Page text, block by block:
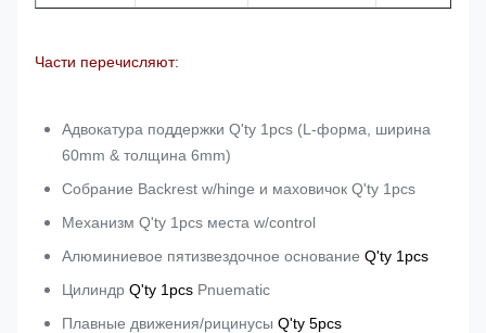
Части перечисляют:
Адвокатура поддержки Q'ty 1pcs (L-форма, ширина
60mm & толщина 6mm)
Собрание Backrest w/hinge и маховичок Q'ty 1pcs
Механизм Q'ty 1pcs места w/control
Алюминиевое пятизвездочное основание Q'ty 1pcs
Цилиндр Q'ty 1pcs Pnuematic
Плавные движения/рицинусы Q'ty 5pcs